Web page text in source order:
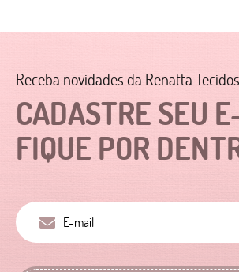
CADASTRE SEU
FIQUE POR
Receba novidades da Renatta Tecidos